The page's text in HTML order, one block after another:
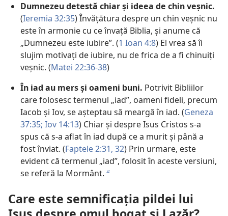
Dumnezeu detestă chiar și ideea de chin veșnic.
(Ieremia 32:35) Învățătura despre un chin veșnic nu
este în armonie cu ce învață Biblia, și anume că
„Dumnezeu este iubire”. (1 Ioan 4:8) El vrea să îi
slujim motivați de iubire, nu de frica de a fi chinuiți
veșnic. (Matei 22:36-38)
În iad au mers și oameni buni. Potrivit Bibliilor
care folosesc termenul „iad”, oameni fideli, precum
Iacob și Iov, se așteptau să meargă în iad. (Geneza
37:35; Iov 14:13) Chiar și despre Isus Cristos s-a
spus că s-a aflat în iad după ce a murit și până a
fost înviat. (Faptele 2:31, 32) Prin urmare, este
evident că termenul „iad”, folosit în aceste versiuni,
se referă la Mormânt. b
Care este semnificația pildei lui